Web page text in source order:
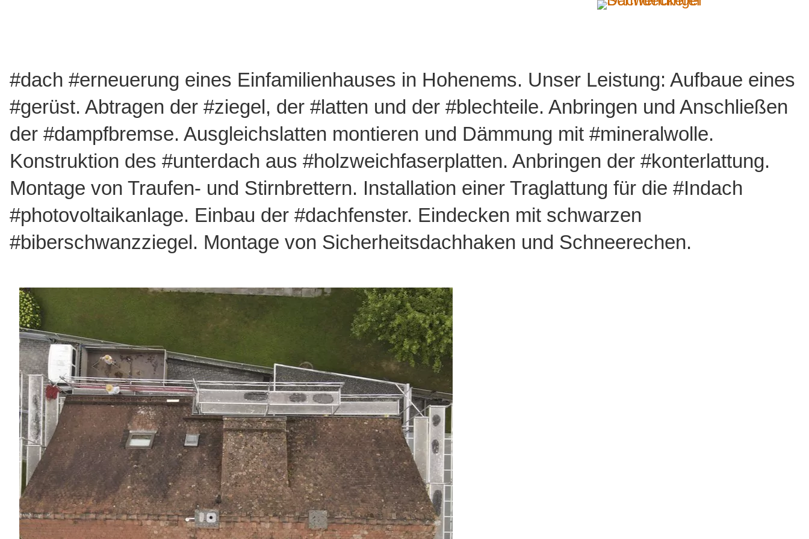
Wir
Angebot
Referenzen
Kontakt
FAQ
Index A-Z
Musterprojekt
Kundenstimmen
Stellenbewerbung
#dach #erneuerung eines Einfamilienhauses in Hohenems. Unser Leistung: Aufbaue eines
#gerüst. Abtragen der #ziegel, der #latten und der #blechteile. Anbringen und Anschließen
der #dampfbremse. Ausgleichslatten montieren und Dämmung mit #mineralwolle.
Konstruktion des #unterdach aus #holzweichfaserplatten. Anbringen der #konterlattung.
Montage von Traufen- und Stirnbrettern. Installation einer Traglattung für die #Indach
#photovoltaikanlage. Einbau der #dachfenster. Eindecken mit schwarzen
#biberschwanzziegel. Montage von Sicherheitsdachhaken und Schneerechen.